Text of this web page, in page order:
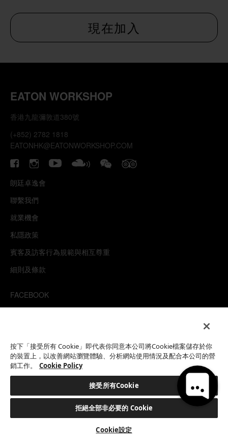
EATON WORKSHOP
香港九龍彌敦道380號
(+852) 2782 1818
EATONHK@EATONWORKSHOP.COM
朗廷卓逸會
聯繫我們
就業機會
私隱政策
賓客及訪客行為規範與相互尊重
細則及條款
FACEBOOK
MIXCLOUD
WECHAT
This site is protected by reCAPTCHA.
©2026 EATON WORKSHOP 版權所有
按下「接受所有 Cookie」即代表你同意本公司將Cookie檔案儲存於你
的裝置上，以改善網站瀏覽體驗、分析網站使用情況及配合本公司的營
銷工作。
Cookie Policy
接受所有Cookie
拒絕全部非必要的 Cookie
Cookie設定
Hi, how can I help?